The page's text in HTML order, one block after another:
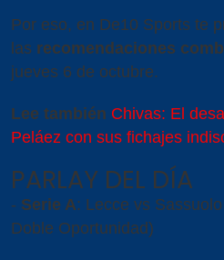
Por eso, en De10 Sports te
las recomendaciones
jueves 6 de octubre.
Lee también Chivas: El
Peláez con sus fichajes
PARLAY DEL DÍA
- Serie A: Lecce vs
Doble Oportunidad)